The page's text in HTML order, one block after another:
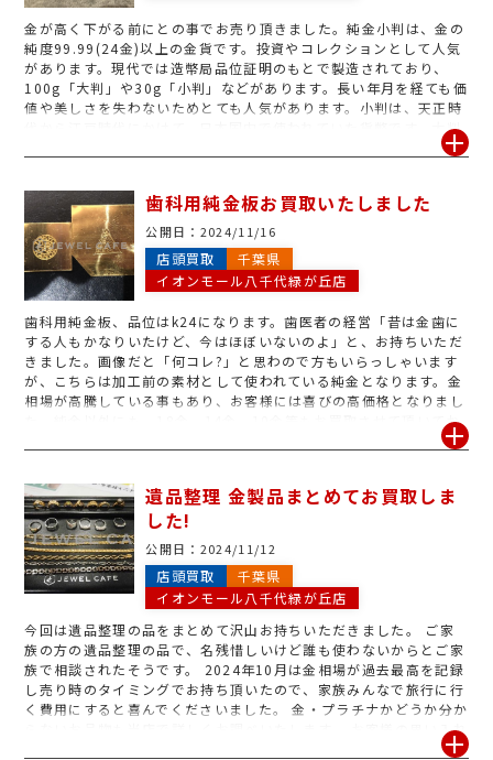
金が高く下がる前にとの事でお売り頂きました。純金小判は、金の
純度99.99(24金)以上の金貨です。投資やコレクションとして人気
があります。現代では造幣局品位証明のもとで製造されており、
100g「大判」や30g「小判」などがあります。長い年月を経ても価
値や美しさを失わないためとても人気があります。小判は、天正時
代から江戸時代にかけて、日本国内で使われていた貨幣です。大判
と同じように、金の塊を叩いたり延ばしたりすることで作られてい
ります。ジュエルカフェでは無料でお調べさせて頂きますので「金
かどうか分からない」というお品物も、是非お気軽にお持ち下さ
い!
歯科用純金板お買取いたしました
公開日： 2024/11/16
店頭買取
千葉県
イオンモール八千代緑が丘店
歯科用純金板、品位はk24になります。歯医者の経営「昔は金歯に
する人もかなりいたけど、今はほぼいないのよ」と、お持ちいただ
きました。画像だと「何コレ?」と思わので方もいらっしゃいます
が、こちらは加工前の素材として使われている純金となります。金
相場が高騰している事もあり、お客様には喜びの高価格となりまし
た。純金以外にも、18金、14金、10金等もお買取させて頂いてお
ります。今回の歯科用は中々お目にかかる事がないお品物ですが、
ル4階八千代緑が丘店の無料査定にお越しください。
遺品整理 金製品まとめてお買取しま
した!
公開日： 2024/11/12
店頭買取
千葉県
イオンモール八千代緑が丘店
今回は遺品整理の品をまとめて沢山お持ちいただきました。 ご家
族の方の遺品整理の品で、名残惜しいけど誰も使わないからとご家
族で相談されたそうです。 2024年10月は金相場が過去最高を記録
し売り時のタイミングでお持ち頂いたので、家族みんなで旅行に行
く費用にすると喜んでくださいました。 金・プラチナかどうか分か
らないお品物も当店で詳しくお調べいたします。 お客様の思い入れ
のある大切なジュエリーを1点1点丁寧にお見積りさせて頂きますの